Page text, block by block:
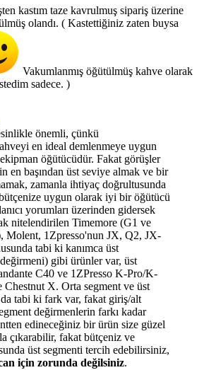
kastım taze kavrulmuş sipariş üzerine
olandı. ( Kastettiğiniz zaten buysa
Vakumlanmış öğütülmüş kahve olarak
sadece. )
önemli, çünkü
en ideal demlenmeye uygun
öğütücüdür. Fakat görüşler
en başından üst seviye almak ve bir
zamanla ihtiyaç doğrultusunda
uygun olarak iyi bir öğütücü
yorumları üzerinden gidersek
nitelendirilen Timemore (G1 ve
Molent, 1Zpresso'nun JX, Q2, JX-
tabi ki kanımca üst
gibi ürünler var, üst
C40 ve 1ZPresso K-Pro/K-
Chestnut X. Orta segment ve üst
da tabi ki fark var, fakat giriş/alt
değirmenlerin farkı kadar
edineceğiniz bir ürün size güzel
çıkarabilir, fakat bütçeniz ve
üst segmenti tercih edebilirsiniz,
için zorunda değilsiniz.